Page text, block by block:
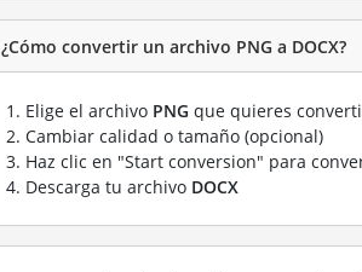
¿Cómo convertir un archivo PNG a DOCX?
Elige el archivo PNG que quieres
Cambiar calidad o tamaño (opcional)
Haz clic en "Start conversion" para
Descarga tu archivo DOCX